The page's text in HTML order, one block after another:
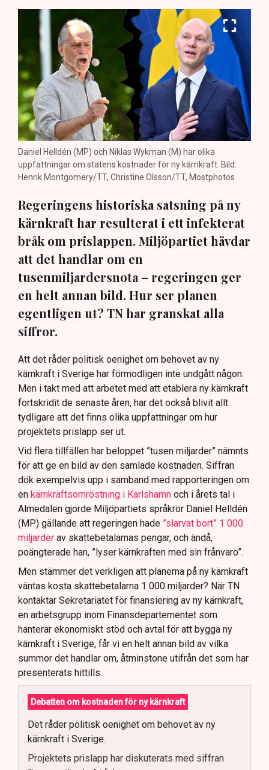
Daniel Helldén (MP) och Niklas Wykman (M) har olika
uppfattningar om statens kostnader för ny kärnkraft. Bild:
Henrik Montgomery/TT, Christine Olsson/TT, Mostphotos
Regeringens historiska satsning på ny
kärnkraft har resulterat i ett infekterat
bråk om prislappen. Miljöpartiet hävdar
att det handlar om en
tusenmiljardersnota – regeringen ger
en helt annan bild. Hur ser planen
egentligen ut? TN har granskat alla
siffror.
Att det råder politisk oenighet om behovet av ny
kärnkraft i Sverige har förmodligen inte undgått någon.
Men i takt med att arbetet med att etablera ny kärnkraft
fortskridit de senaste åren, har det också blivit allt
tydligare att det finns olika uppfattningar om hur
projektets prislapp ser ut.
Vid flera tillfällen har beloppet ”tusen miljarder” nämnts
för att ge en bild av den samlade kostnaden. Siffran
dök exempelvis upp i samband med rapporteringen om
en kärnkraftsomröstning i Karlshamn och i årets tal i
Almedalen gjorde Miljöpartiets språkrör Daniel Helldén
(MP) gällande att regeringen hade ”slarvat bort” 1 000
miljarder av skattebetalarnas pengar, och ändå,
poängterade han, ”lyser kärnkraften med sin frånvaro”.
Men stämmer det verkligen att planerna på ny kärnkraft
väntas kosta skattebetalarna 1 000 miljarder? När TN
kontaktar Sekretariatet för finansiering av ny kärnkraft,
en arbetsgrupp inom Finansdepartementet som
hanterar ekonomiskt stöd och avtal för att bygga ny
kärnkraft i Sverige, får vi en helt annan bild av vilka
summor det handlar om, åtminstone utifrån det som har
presenterats hittills.
Debatten om kostnaden för ny kärnkraft
Det råder politisk oenighet om behovet av ny
kärnkraft i Sverige.
Projektets prislapp har diskuterats med siffran